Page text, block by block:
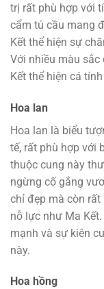
trị rất phù hợp với
cẩm tú cầu mang
Kết thể hiện sự
Với nhiều màu sắc
Kết thể hiện cá
Hoa lan
Hoa lan là biểu
tế, rất phù hợp với
thuộc cung này
ngừng cố gắng
chỉ đẹp mà còn
nỗ lực như Ma
mạnh và sự kiên
này.
Hoa hồng